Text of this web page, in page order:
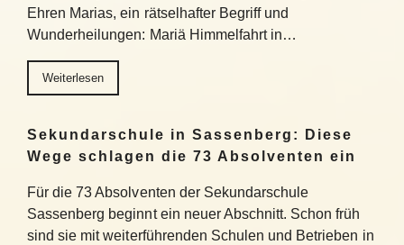
Ehren Marias, ein rätselhafter Begriff und
Wunderheilungen: Mariä Himmelfahrt in…
Weiterlesen
Sekundarschule in Sassenberg: Diese
Wege schlagen die 73 Absolventen ein
Für die 73 Absolventen der Sekundarschule
Sassenberg beginnt ein neuer Abschnitt. Schon früh
sind sie mit weiterführenden Schulen und Betrieben in